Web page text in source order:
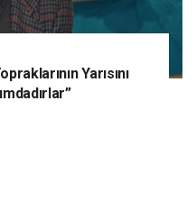
Yarısını